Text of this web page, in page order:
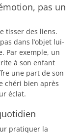
pas un
tisser des liens.
dans l’objet lui-
Par exemple, un
à son enfant
une part de son
chéri bien après
éclat.
pratiquer la